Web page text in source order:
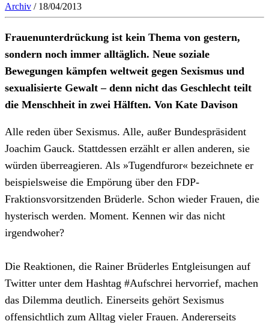
Archiv / 18/04/2013
Frauenunterdrückung ist kein Thema von gestern,
sondern noch immer alltäglich. Neue soziale
Bewegungen kämpfen weltweit gegen Sexismus und
sexualisierte Gewalt – denn nicht das Geschlecht teilt
die Menschheit in zwei Hälften. Von Kate Davison
Alle reden über Sexismus. Alle, außer Bundespräsident
Joachim Gauck. Stattdessen erzählt er allen anderen, sie
würden überreagieren. Als »Tugendfuror« bezeichnete er
beispielsweise die Empörung über den FDP-
Fraktionsvorsitzenden Brüderle. Schon wieder Frauen, die
hysterisch werden. Moment. Kennen wir das nicht
irgendwoher?
Die Reaktionen, die Rainer Brüderles Entgleisungen auf
Twitter unter dem Hashtag #Aufschrei hervorrief, machen
das Dilemma deutlich. Einerseits gehört Sexismus
offensichtlich zum Alltag vieler Frauen. Andererseits